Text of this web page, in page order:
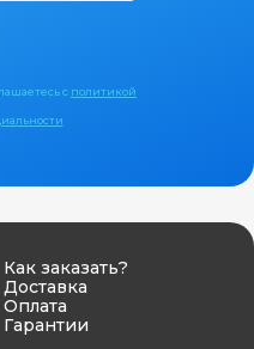
с политикой
Как заказать?
Доставка
Оплата
Гарантии